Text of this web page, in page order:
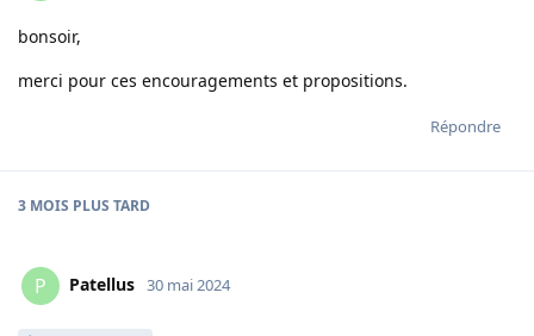
bonsoir,
merci pour ces encouragements et propositions.
Répondre
3 MOIS PLUS TARD
P Patellus 30 mai 2024